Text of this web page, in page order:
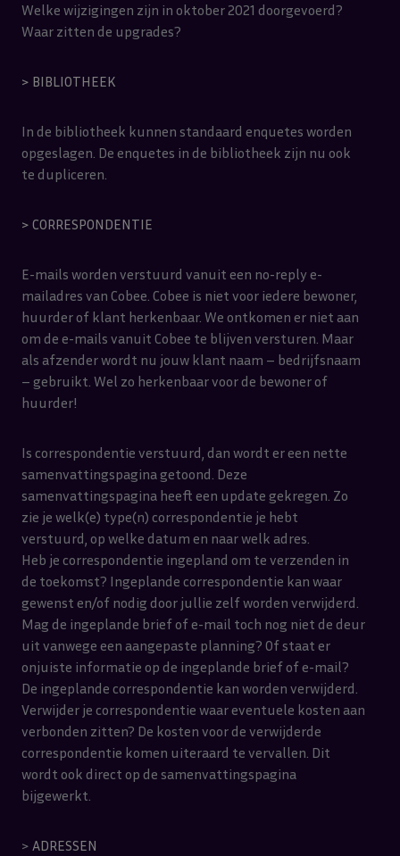
Welke wijzigingen zijn in oktober 2021 doorgevoerd?
Waar zitten de upgrades?
> BIBLIOTHEEK
In de bibliotheek kunnen standaard enquetes worden
opgeslagen. De enquetes in de bibliotheek zijn nu ook
te dupliceren.
> CORRESPONDENTIE
E-mails worden verstuurd vanuit een no-reply e-
mailadres van Cobee. Cobee is niet voor iedere bewoner,
huurder of klant herkenbaar. We ontkomen er niet aan
om de e-mails vanuit Cobee te blijven versturen. Maar
als afzender wordt nu jouw klant naam – bedrijfsnaam
– gebruikt. Wel zo herkenbaar voor de bewoner of
huurder!
Is correspondentie verstuurd, dan wordt er een nette
samenvattingspagina getoond. Deze
samenvattingspagina heeft een update gekregen. Zo
zie je welk(e) type(n) correspondentie je hebt
verstuurd, op welke datum en naar welk adres.
Heb je correspondentie ingepland om te verzenden in
de toekomst? Ingeplande correspondentie kan waar
gewenst en/of nodig door jullie zelf worden verwijderd.
Mag de ingeplande brief of e-mail toch nog niet de deur
uit vanwege een aangepaste planning? Of staat er
onjuiste informatie op de ingeplande brief of e-mail?
De ingeplande correspondentie kan worden verwijderd.
Verwijder je correspondentie waar eventuele kosten aan
verbonden zitten? De kosten voor de verwijderde
correspondentie komen uiteraard te vervallen. Dit
wordt ook direct op de samenvattingspagina
bijgewerkt.
> ADRESSEN